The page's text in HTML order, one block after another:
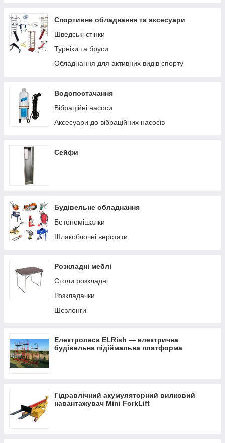
Спортивне обладнання та аксесуари
Шведські стінки
Турніки та бруси
Обладнання для активних видів спорту
Водопостачання
Вібраційні насоси
Аксесуари до вібраційних насосів
Сейфи
Будівельне обладнання
Бетономішалки
Шлакоблочні верстати
Розкладні меблі
Столи розкладні
Розкладачки
Шезлонги
Електролеса ELRish — електрична
будівельна підіймальна платформа
Гідравлічний акумуляторний вилковий
навантажувач Mini ForkLift